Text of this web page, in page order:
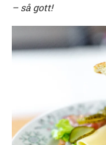
– så gott!